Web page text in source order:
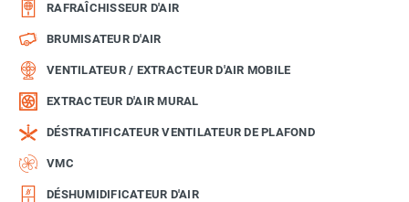
RAFRAÎCHISSEUR D'AIR
BRUMISATEUR D'AIR
VENTILATEUR / EXTRACTEUR D'AIR MOBILE
EXTRACTEUR D'AIR MURAL
DÉSTRATIFICATEUR VENTILATEUR DE PLAFOND
VMC
DÉSHUMIDIFICATEUR D'AIR